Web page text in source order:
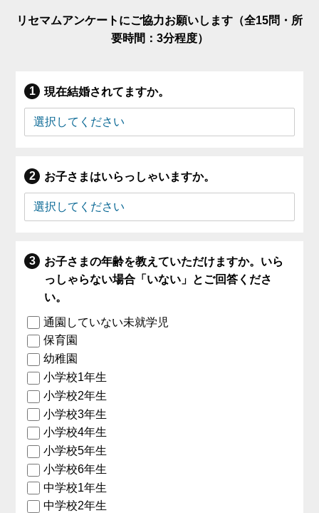
リセマムアンケートにご協力お願いします（全15問・所
要時間：3分程度）
現在結婚されてますか。
お子さまはいらっしゃいますか。
お子さまの年齢を教えていただけますか。いら
っしゃらない場合「いない」とご回答くださ
い。
通園していない未就学児
保育園
幼稚園
小学校1年生
小学校2年生
小学校3年生
小学校4年生
小学校5年生
小学校6年生
中学校1年生
中学校2年生